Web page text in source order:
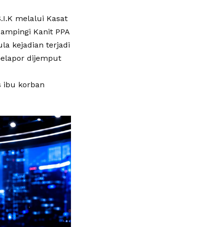
melalui Kasat
Kanit PPA
kejadian terjadi
dijemput
ibu korban